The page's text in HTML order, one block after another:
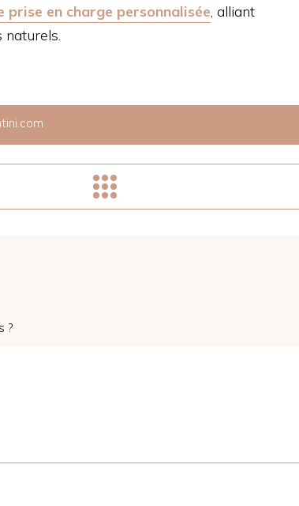
prise en charge personnalisée, alliant
naturels.
?